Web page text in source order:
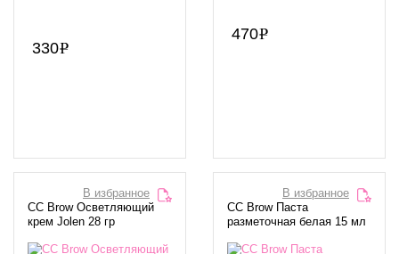
330
470
В избранное
CC Brow Осветляющий
крем Jolen 28 гр
В избранное
CC Brow Паста
разметочная белая 15 мл